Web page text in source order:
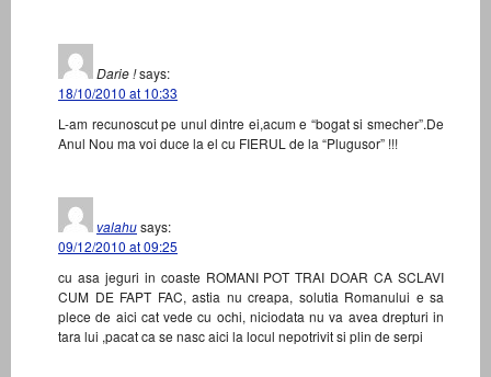
Darie !says:
18/10/2010 at 10:33
L-am recunoscut pe unul dintre ei,acum e “bogat si smecher”.De
Anul Nou ma voi duce la el cu FIERUL de la “Plugusor” !!!
valahusays:
09/12/2010 at 09:25
cu asa jeguri in coaste ROMANI POT TRAI DOAR CA SCLAVI
CUM DE FAPT FAC, astia nu creapa, solutia Romanului e sa
plece de aici cat vede cu ochi, niciodata nu va avea drepturi in
tara lui ,pacat ca se nasc aici la locul nepotrivit si plin de serpi